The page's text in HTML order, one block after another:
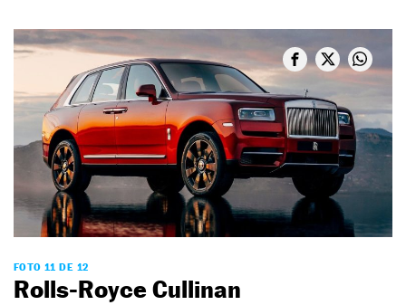
FOTO 11 DE 12
Rolls-Royce Cullinan